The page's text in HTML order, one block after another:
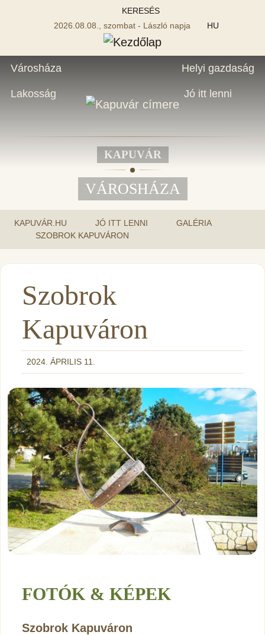
KERESÉS
2026.08.08., szombat - László napja
HU
Városháza
Lakosság
Helyi gazdaság
Jó itt lenni
KAPUVÁR
VÁROSHÁZA
KAPUVÁR.HU JÓ ITT LENNI
GALÉRIA
SZOBROK KAPUVÁRON
Szobrok
Kapuváron
2024. ÁPRILIS 11.
FOTÓK & KÉPEK
Szobrok Kapuváron